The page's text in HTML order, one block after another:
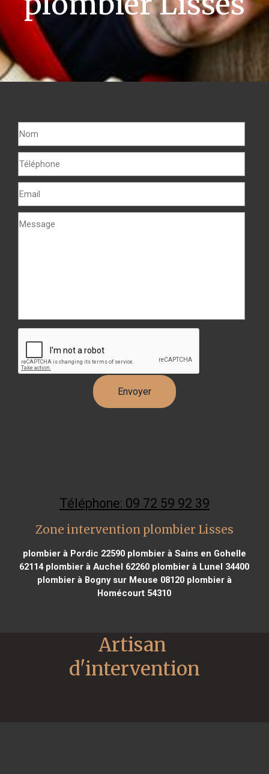
Téléphone: 09 72 59 92 39
Zone intervention plombier Lisses
plombier à Pordic 22590plombier à Sains en Gohelle
62114plombier à Auchel 62260 plombier à Lunel 34400
plombier à Bogny sur Meuse 08120plombier à
Homécourt 54310
Artisan
d'intervention